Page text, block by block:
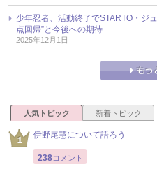
少年忍者、活動終了でSTARTO・ジ
点回帰”と今後への期待
2025年12月1日
人気トピック 新着トピック
伊野尾慧について語ろう
238コメント